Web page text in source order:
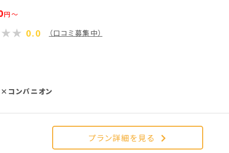
円～
0.0 （口コミ募集中）
コンパニオン
プラン詳細を見る